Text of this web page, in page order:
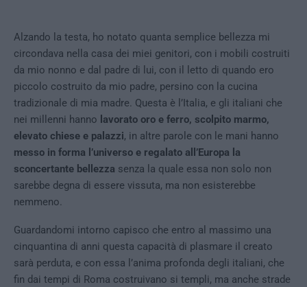
Alzando la testa, ho notato quanta semplice bellezza mi
circondava nella casa dei miei genitori, con i mobili costruiti
da mio nonno e dal padre di lui, con il letto di quando ero
piccolo costruito da mio padre, persino con la cucina
tradizionale di mia madre. Questa è l’Italia, e gli italiani che
nei millenni hanno lavorato oro e ferro, scolpito marmo,
elevato chiese e palazzi, in altre parole con le mani hanno
messo in forma l’universo e regalato all’Europa la
sconcertante bellezza senza la quale essa non solo non
sarebbe degna di essere vissuta, ma non esisterebbe
nemmeno.
Guardandomi intorno capisco che entro al massimo una
cinquantina di anni questa capacità di plasmare il creato
sarà perduta, e con essa l’anima profonda degli italiani, che
fin dai tempi di Roma costruivano si templi, ma anche strade